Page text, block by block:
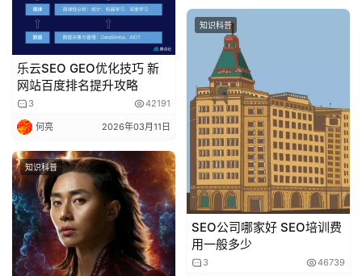
乐云SEO GEO优化技巧 新
网站百度排名提升攻略
3 42191
何亮 2026年03月11日
知识科普
SEO公司哪家好 SEO培训费
用一般多少
3 46739
知识科普